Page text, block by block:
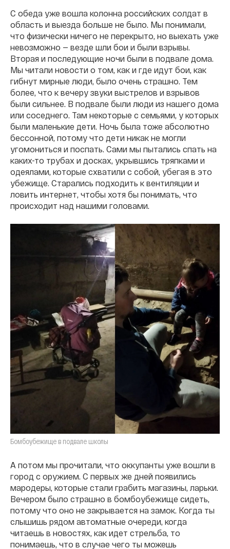
С обеда уже вошла колонна российских солдат в
область и выезда больше не было. Мы понимали,
что физически ничего не перекрыто, но выехать уже
невозможно — везде шли бои и были взрывы.
Вторая и последующие ночи были в подвале дома.
Мы читали новости о том, как и где идут бои, как
гибнут мирные люди, было очень страшно. Тем
более, что к вечеру звуки выстрелов и взрывов
были сильнее. В подвале были люди из нашего дома
или соседнего. Там некоторые с семьями, у которых
были маленькие дети. Ночь была тоже абсолютно
бессонной, потому что дети никак не могли
угомониться и поспать. Сами мы пытались спать на
каких-то трубах и досках, укрывшись тряпками и
одеялами, которые схватили с собой, убегая в это
убежище. Старались подходить к вентиляции и
ловить интернет, чтобы хотя бы понимать, что
происходит над нашими головами.
Бомбоубежище в подвале школы
А потом мы прочитали, что оккупанты уже вошли в
город с оружием. С первых же дней появились
мародеры, которые стали грабить магазины, ларьки.
Вечером было страшно в бомбоубежище сидеть,
потому что оно не закрывается на замок. Когда ты
слышишь рядом автоматные очереди, когда
читаешь в новостях, как идет стрельба, то
понимаешь, что в случае чего ты можешь